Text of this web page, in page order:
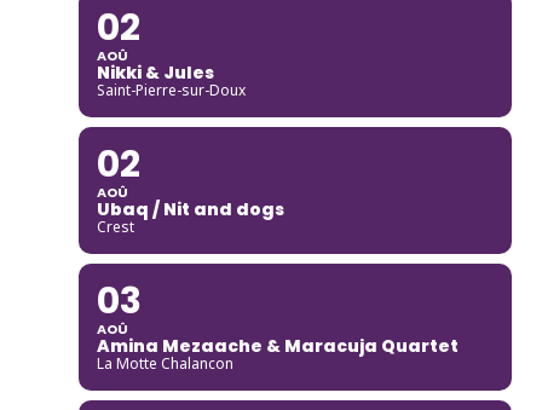
02
AOÛ
Nikki & Jules
Saint-Pierre-sur-Doux
02
AOÛ
Ubaq / Nit and dogs
Crest
03
AOÛ
Amina Mezaache & Maracuja Quartet
La Motte Chalancon